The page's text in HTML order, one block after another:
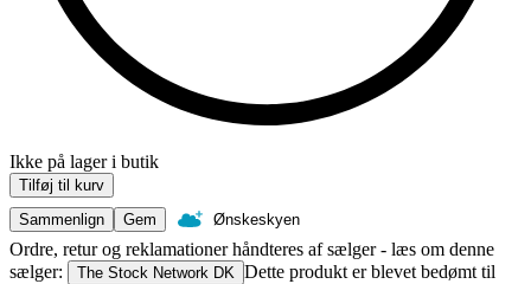
Ikke på lager i butik
Tilføj til kurv
Sammenlign
Gem Ønskeskyen
Ordre, retur og reklamationer håndteres af sælger - læs om denne
sælger:
The Stock Network DK Dette produkt er blevet bedømt til